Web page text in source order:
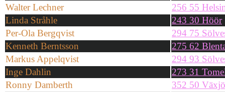
Walter Lechner
256 55
Linda Stråhle
243 30 Höör
Per-Ola Bergqvist
294 75
Kenneth Berntsson
275 62
Markus Appelqvist
294 93
Inge Dahlin
273 31
Ronny Damberth
352 50 Växjö